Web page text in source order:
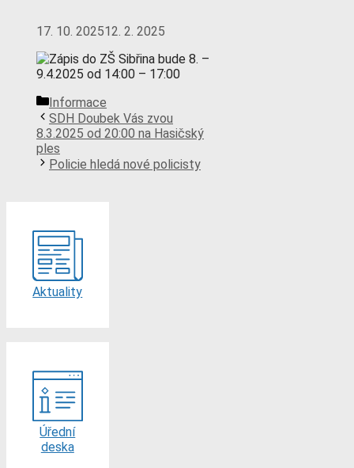
17. 10. 202512. 2. 2025
Rubriky
Informace
SDH Doubek Vás zvou
8.3.2025 od 20:00 na Hasičský
ples
Policie hledá nové policisty
Aktuality
Úřední
deska